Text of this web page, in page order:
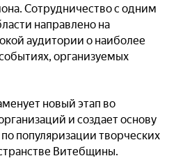
Сотрудничество с одним
направлено на
аудитории о наиболее
организуемых
новый этап во
и создает основу
популяризации творческих
Витебщины.